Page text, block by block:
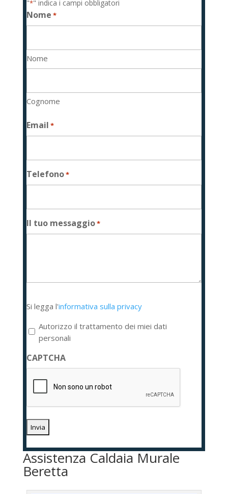
"*" indica i campi obbligatori
Nome *
Nome
Cognome
Email *
Telefono*
Il tuo messaggio*
legga
l'informativa
sulla
privacy
*
Si legga l'informativa sulla privacy
Autorizzo il trattamento dei miei dati
personali
CAPTCHA
Assistenza Caldaia Murale
Beretta